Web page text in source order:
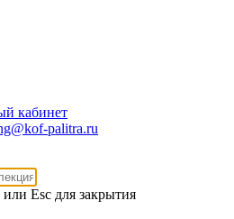
кабинет
palitra.ru
Esc для закрытия